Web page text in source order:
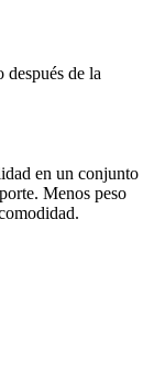
después de la
en un conjunto
Menos peso